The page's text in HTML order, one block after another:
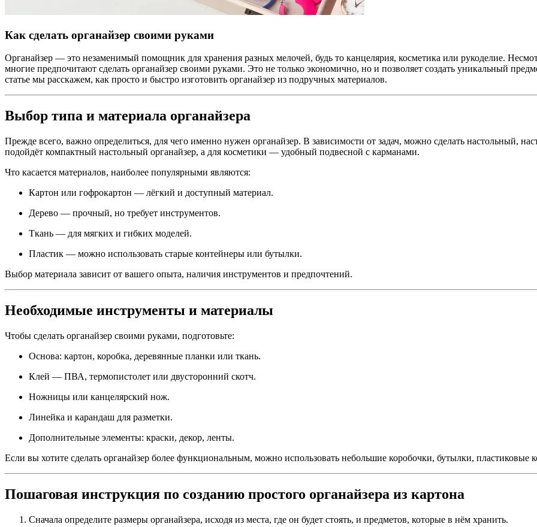
Как сделать органайзер своими руками
Органайзер — это незаменимый помощник для хранения разных мелочей, будь то канцелярия, косметика или рукоделие.
многие предпочитают сделать органайзер своими руками. Это не только экономично, но и позволяет создать уникальный
статье мы расскажем, как просто и быстро изготовить органайзер из подручных материалов.
Выбор типа и материала органайзера
Прежде всего, важно определиться, для чего именно нужен органайзер. В зависимости от задач, можно сделать настольный,
подойдёт компактный настольный органайзер, а для косметики — удобный подвесной с карманами.
Что касается материалов, наиболее популярными являются:
Картон или гофрокартон — лёгкий и доступный материал.
Дерево — прочный, но требует инструментов.
Ткань — для мягких и гибких моделей.
Пластик — можно использовать старые контейнеры или бутылки.
Выбор материала зависит от вашего опыта, наличия инструментов и предпочтений.
Необходимые инструменты и материалы
Чтобы сделать органайзер своими руками, подготовьте:
Основа: картон, коробка, деревянные планки или ткань.
Клей — ПВА, термопистолет или двусторонний скотч.
Ножницы или канцелярский нож.
Линейка и карандаш для разметки.
Дополнительные элементы: краски, декор, ленты.
Если вы хотите сделать органайзер более функциональным, можно использовать небольшие коробочки, бутылки, пластиковые
Пошаговая инструкция по созданию простого органайзера из картона
Сначала определите размеры органайзера, исходя из места, где он будет стоять, и предметов, которые в нём хранить.